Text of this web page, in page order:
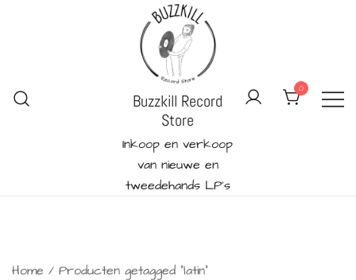
Buzzkill Record
Store
Inkoop en verkoop
van nieuwe en
tweedehands LP's
0
Home / Producten getagged “latin”